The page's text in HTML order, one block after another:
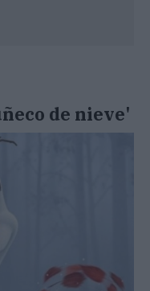
de nieve'